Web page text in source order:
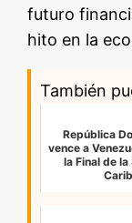
futuro
hito en la
También
República
vence a
la Final de la